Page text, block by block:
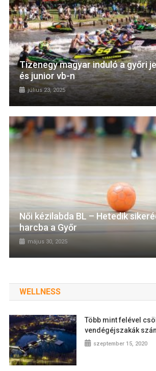
Tizenegy magyar induló a győri
és junior vb-n
július 23, 2025
Női kézilabda BL – Hetedik
harcba a Győr
május 30, 2025
WELLNESS
Több mint felével
vendégéjszakák
szeptember 15, 2020